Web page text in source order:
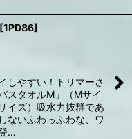
[1PD86]
しやすい！トリマーさ
スタオルM」（Mサイ
イズ）吸水力抜群であ
ないふわっふわな、ワ
…